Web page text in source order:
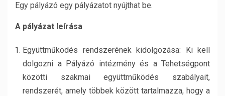
Egy pályázó egy pályázatot nyújthat be.
A pályázat leírása
Együttműködés rendszerének kidolgozása: Ki kell
dolgozni a Pályázó intézmény és a Tehetségpont
közötti szakmai együttműködés szabályait,
rendszerét, amely többek között tartalmazza, hogy a